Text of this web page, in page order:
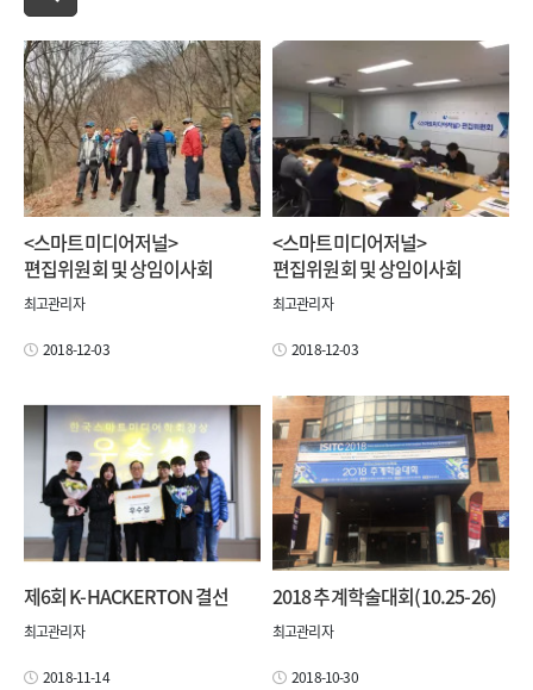
<스마트미디어저널>
편집위원회 및 상임이사회
최고관리자
2018-12-03
<스마트미디어저널>
편집위원회 및 상임이사회
최고관리자
2018-12-03
제6회 K-HACKERTON 결선
최고관리자
2018-11-14
2018 추계학술대회(10.25-26)
최고관리자
2018-10-30